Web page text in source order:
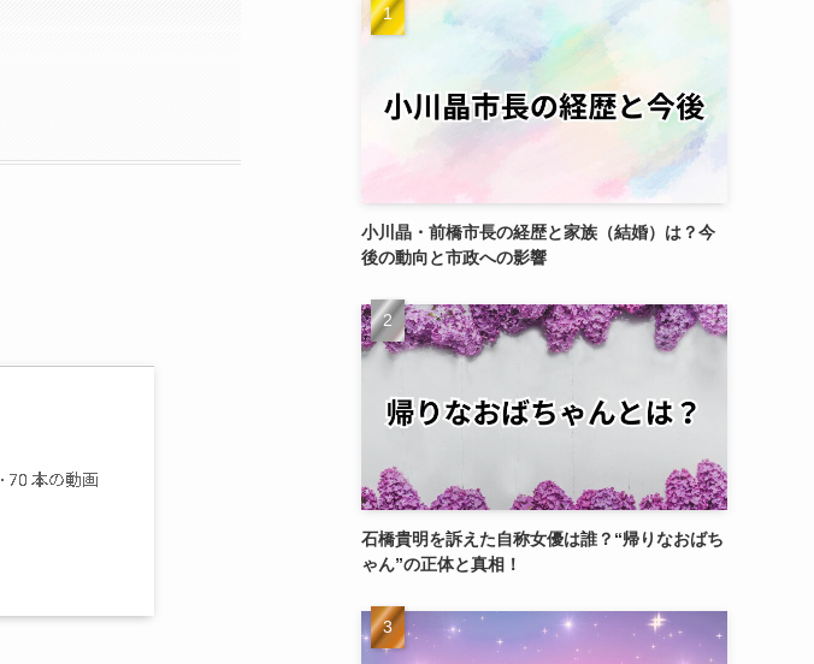
小川晶・前橋市長の経歴と家族（結婚）は？今
後の動向と市政への影響
石橋貴明を訴えた自称女優は誰？“帰りなおばち
ゃん”の正体と真相！